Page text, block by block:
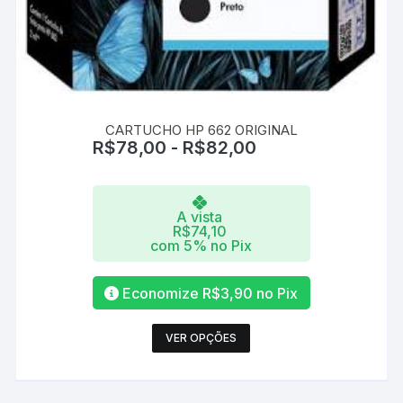
CARTUCHO HP 662 ORIGINAL
R$78,00 - R$82,00
A vista
R$74,10
com 5% no Pix
Economize R$3,90 no Pix
VER OPÇÕES
produto